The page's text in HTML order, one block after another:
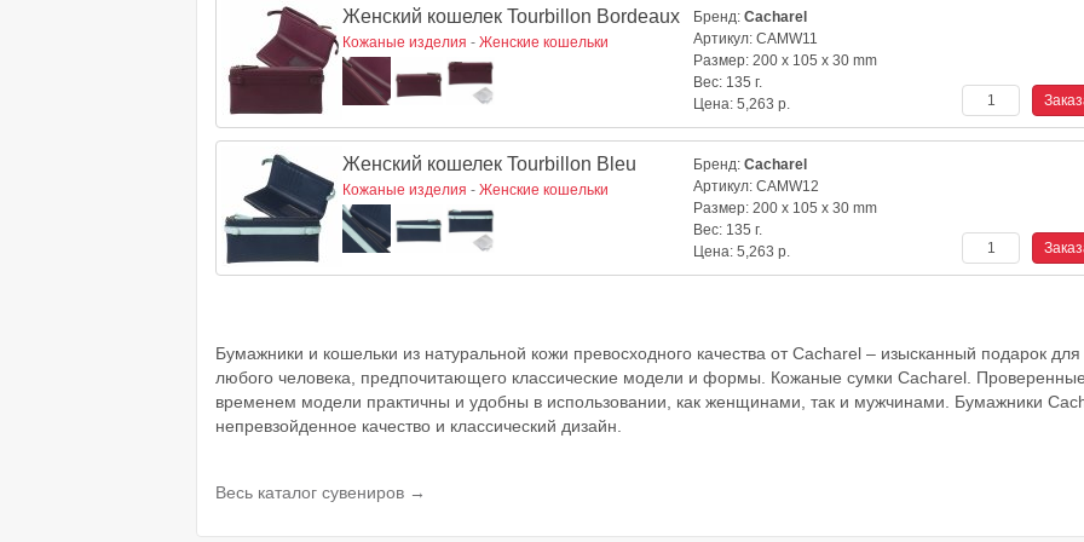
Женский кошелек Tourbillon Bordeaux
Кожаные изделия - Женские кошельки
Бренд: Cacharel
Артикул: CAMW11
Размер: 200 x 105 x 30 mm
Вес: 135 г.
Цена: 5,263 р.
Женский кошелек Tourbillon Bleu
Кожаные изделия - Женские кошельки
Бренд: Cacharel
Артикул: CAMW12
Размер: 200 x 105 x 30 mm
Вес: 135 г.
Цена: 5,263 р.
Бумажники и кошельки из натуральной кожи превосходного качества от Сacharel – изысканный подарок для
любого человека, предпочитающего классические модели и формы. Кожаные сумки Сacharel. Проверенные
временем модели практичны и удобны в использовании, как женщинами, так и мужчинами. Бумажники
непревзойденное качество и классический дизайн.
Весь каталог сувениров →